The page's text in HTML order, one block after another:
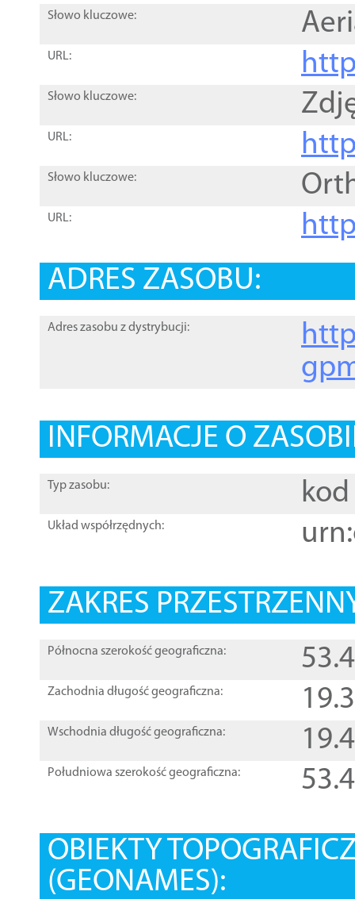
Słowo kluczowe:
URL:
Słowo kluczowe:
URL:
Słowo kluczowe:
URL:
ADRES ZASOBU:
Adres zasobu z dystrybucji:
INFORMACJE O
Typ zasobu: kod
Układ współrzędnych:
ZAKRES
Północna szerokość geograficzna:
Zachodnia długość geograficzna:
Wschodnia długość geograficzna:
Południowa szerokość geograficzna:
OBIEKTY
(GEONAMES):